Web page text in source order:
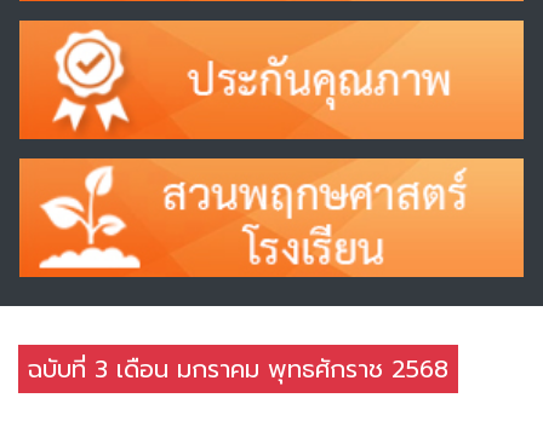
ฉบับที่ 3 เดือน มกราคม พุทธศักราช 2568